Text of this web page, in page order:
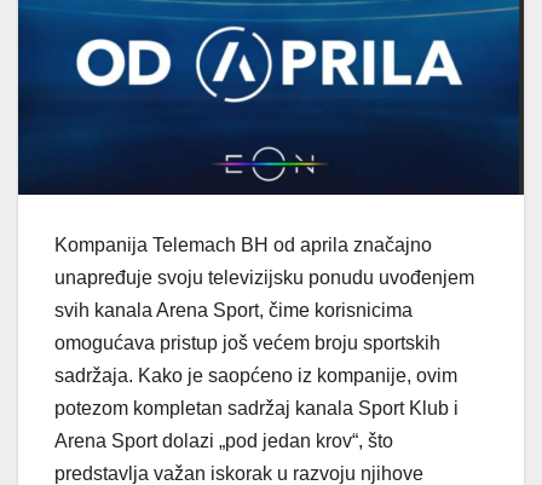
Kompanija Telemach BH od aprila značajno
unapređuje svoju televizijsku ponudu uvođenjem
svih kanala Arena Sport, čime korisnicima
omogućava pristup još većem broju sportskih
sadržaja. Kako je saopćeno iz kompanije, ovim
potezom kompletan sadržaj kanala Sport Klub i
Arena Sport dolazi „pod jedan krov“, što
predstavlja važan iskorak u razvoju njihove